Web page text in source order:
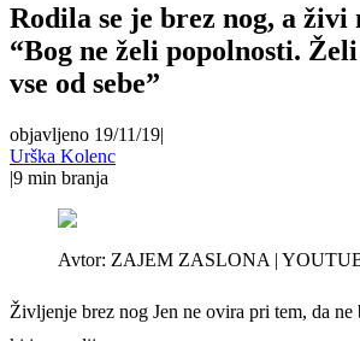
Rodila se je brez nog, a živi
“Bog ne želi popolnosti.
vse od sebe”
objavljeno 19/11/19|
Urška Kolenc
|9 min branja
Avtor: ZAJEM ZASLONA |
Življenje brez nog Jen ne ovira pri tem, da ne